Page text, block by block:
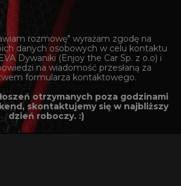
rozmowę" wyrażam zgodę na
danych osobowych w celu kontaktu
Dywaniki (Enjoy the Car Sp. z o.o) i
na wiadomość przesłaną za
formularza kontaktowego.
otrzymanych poza godzinami
skontaktujemy się w najbliższy
dzień roboczy. :)